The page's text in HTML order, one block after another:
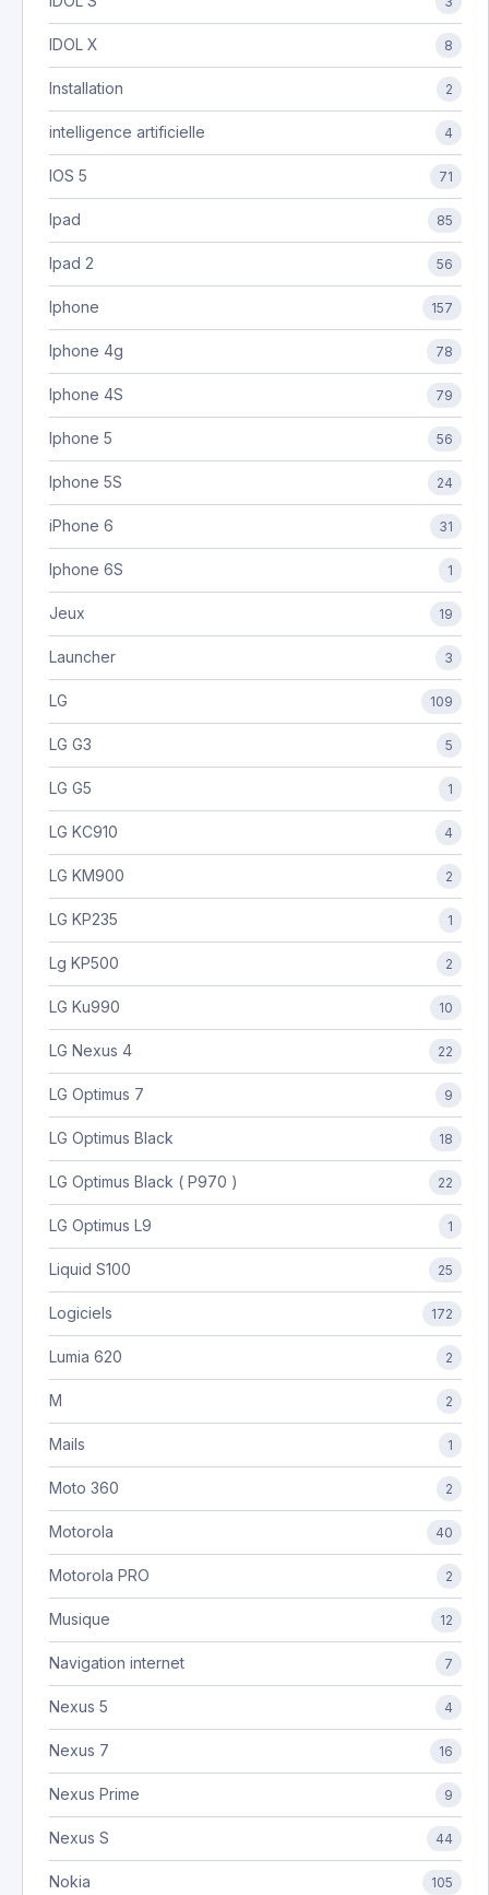
IDOL X 8
Installation 2
intelligence artificielle 4
IOS 5 71
Ipad 85
Ipad 2 56
Iphone 157
Iphone 4g 78
Iphone 4S 79
Iphone 5 56
Iphone 5S 24
iPhone 6 31
Iphone 6S 1
Jeux 19
Launcher 3
LG 109
LG G3 5
LG G5 1
LG KC910 4
LG KM900 2
LG KP235 1
Lg KP500 2
LG Ku990 10
LG Nexus 4 22
LG Optimus 7 9
LG Optimus Black 18
LG Optimus Black ( P970 ) 22
LG Optimus L9 1
Liquid S100 25
Logiciels 172
Lumia 620 2
M 2
Mails 1
Moto 360 2
Motorola 40
Motorola PRO 2
Musique 12
Navigation internet 7
Nexus 5 4
Nexus 7 16
Nexus Prime 9
Nexus S 44
Nokia 105